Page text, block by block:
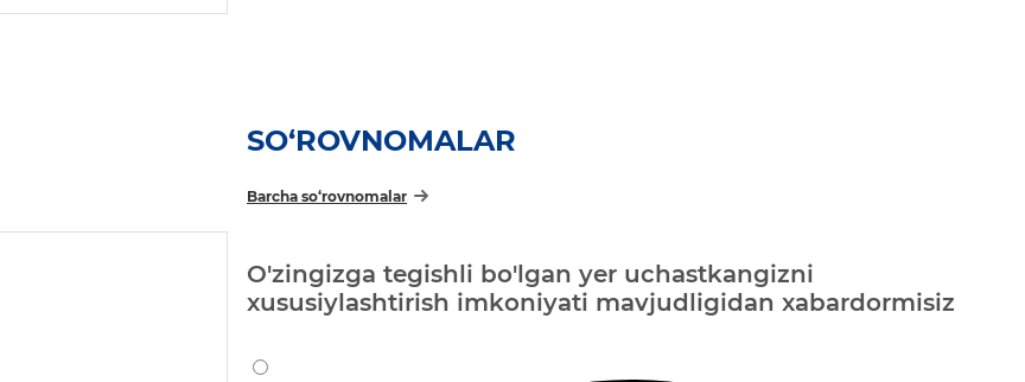
SO‘ROVNOMALAR
Barcha so‘rovnomalar
O'zingizga tegishli bo'lgan yer uchastkangizni
xususiylashtirish imkoniyati mavjudligidan xabardormisiz